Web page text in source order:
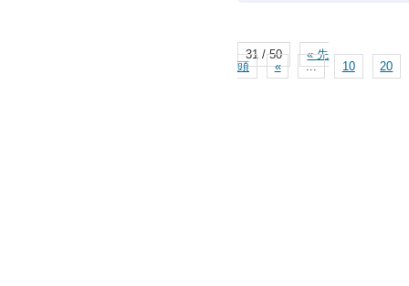
31 / 50
« 先
頭
« ... 10 20